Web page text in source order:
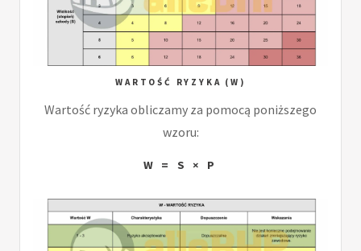
WARTOŚĆ RYZYKA (W)
Wartość ryzyka obliczamy za pomocą poniższego
wzoru:
W = S × P